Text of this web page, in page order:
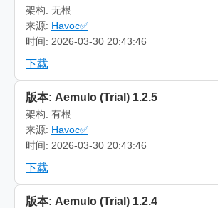
架构: 无根
来源: Havoc✅
时间: 2026-03-30 20:43:46
下载
版本: Aemulo (Trial) 1.2.5
架构: 有根
来源: Havoc✅
时间: 2026-03-30 20:43:46
下载
版本: Aemulo (Trial) 1.2.4